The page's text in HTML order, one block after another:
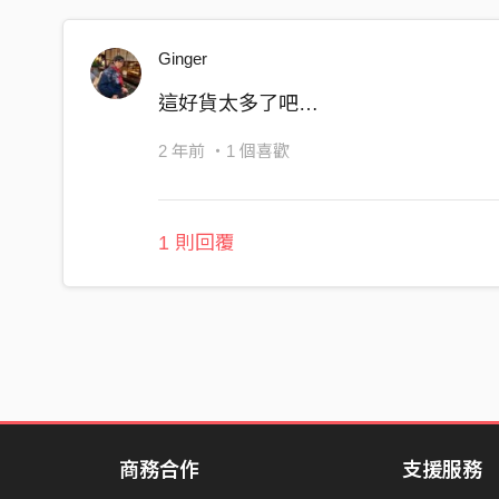
Ginger
這好貨太多了吧…
2 年前 ・1 個喜歡
1 則回覆
商務合作 支援服務